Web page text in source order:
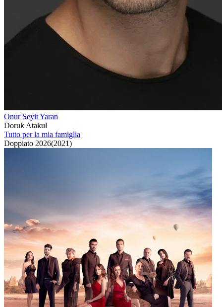
Onur Seyit Yaran
Doruk Atakul
Tutto per la mia famiglia
Doppiato 2026(2021)